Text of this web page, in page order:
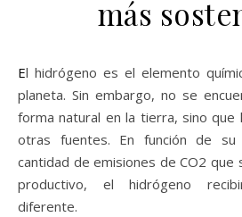
más
El hidrógeno es el elemento químico más abundante del
planeta. Sin embargo, no se
forma natural en la tierra, sino
otras fuentes. En función de
cantidad de emisiones de CO2 que
productivo, el hidrógeno
diferente.